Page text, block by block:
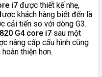
i7 được thiết kế nhẹ,
khách hàng biết đến là
cải tiến so với dòng G3.
G4 core i7 sau một
nâng cấp cấu hình cũng
thiện hơn.